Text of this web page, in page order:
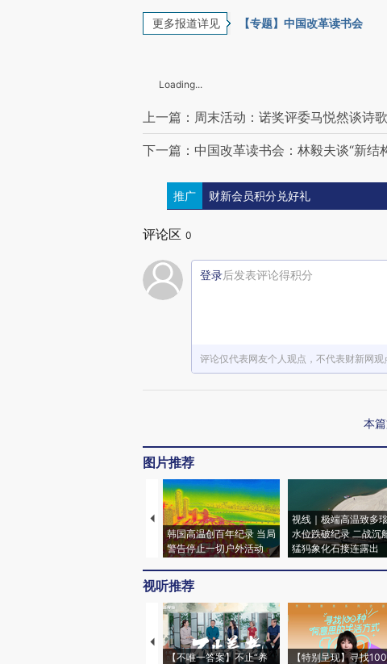
更多报道详见 【专题】中国改革读书会
Loading...
上一篇：周末活动：诺奖评委马悦然谈诗歌
下一篇：中国改革读书会：林毅夫谈“新结
推广 财新会员积分兑好礼
评论区 0
登录后发表评论得积分
评论仅代表网友个人观点，不代表财新网观
本
图片推荐
韩国高温创百年纪录 当局
警告停止一切户外活动
视线｜极端高温致多
水位跌破纪录 二战沉
猛犸象化石接连露出
视听推荐
【不唯一答案】不止“养
【特别呈现】寻找